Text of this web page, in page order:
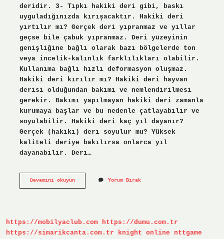
deridir. 3- Tıpkı hakiki deri gibi, baskı
uyguladığınızda kırışacaktır. Hakiki deri
yırtılır mı? Gerçek deri yıpranmaz ve yıllar
geçse bile çabuk yıpranmaz. Deri yüzeyinin
genişliğine bağlı olarak bazı bölgelerde ton
veya incelik-kalınlık farklılıkları olabilir.
Kullanıma bağlı hızlı deformasyon oluşmaz.
Hakiki deri kırılır mı? Hakiki deri hayvan
derisi olduğundan bakımı ve nemlendirilmesi
gerekir. Bakımı yapılmayan hakiki deri zamanla
kurumaya başlar ve bu nedenle çatlayabilir ve
soyulabilir. Hakiki deri kaç yıl dayanır?
Gerçek (hakiki) deri soyulur mu? Yüksek
kaliteli deriye bakılırsa onlarca yıl
dayanabilir. Deri…
Devamını okuyunHakiki
Yorum Bırak
https://mobilyaclub.com https://dumu.com.tr
https://simarikcanta.com.tr
knight online
nttgame